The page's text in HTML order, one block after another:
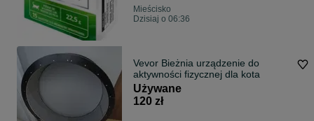
Mieścisko
Dzisiaj o 06:36
Vevor Bieżnia urządzenie do
aktywności fizycznej dla kota
Używane
120 zł